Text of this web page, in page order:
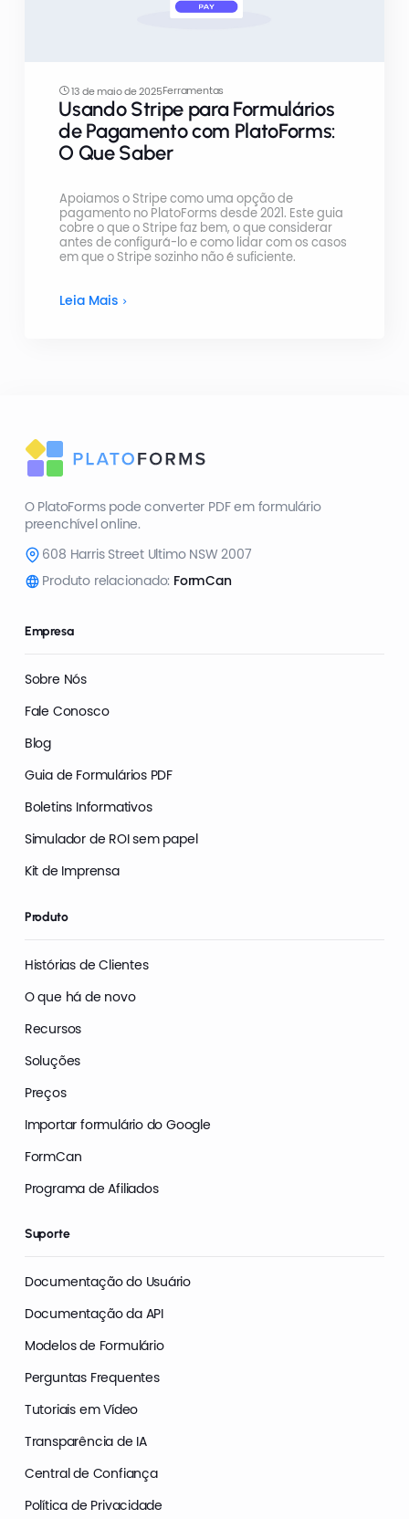
13 de maio de 2025Ferramentas
Usando Stripe para Formulários
de Pagamento com PlatoForms:
O Que Saber
Apoiamos o Stripe como uma opção de
pagamento no PlatoForms desde 2021. Este guia
cobre o que o Stripe faz bem, o que considerar
antes de configurá-lo e como lidar com os casos
em que o Stripe sozinho não é suficiente.
Leia Mais
O PlatoForms pode converter PDF em formulário
preenchível online.
608 Harris Street Ultimo NSW 2007
Produto relacionado: FormCan
Empresa
Sobre Nós
Fale Conosco
Blog
Guia de Formulários PDF
Boletins Informativos
Simulador de ROI sem papel
Kit de Imprensa
Produto
Histórias de Clientes
O que há de novo
Recursos
Soluções
Preços
Importar formulário do Google
FormCan
Programa de Afiliados
Suporte
Documentação do Usuário
Documentação da API
Modelos de Formulário
Perguntas Frequentes
Tutoriais em Vídeo
Transparência de IA
Central de Confiança
Política de Privacidade